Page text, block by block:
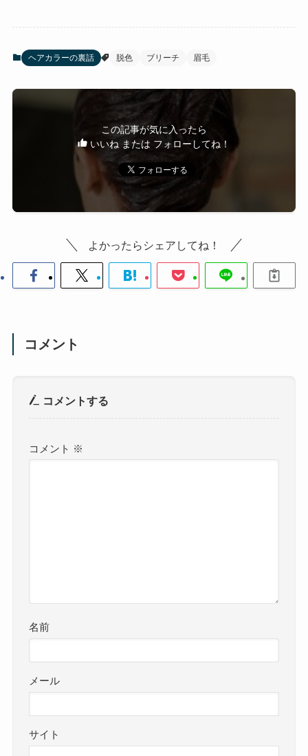
ヘアカラーの裏話 脱色 ブリーチ 眉毛
この記事が気に入ったら
いいね または フォローしてね！
よかったらシェアしてね！
コメント
コメントする
コメント ※
名前
メール
サイト